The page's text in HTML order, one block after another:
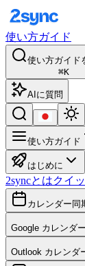
使い方ガイド
使い方ガイド
⌘K
AIに質問
使い方ガイド
はじめに
2syncとはクイ
カレンダー同
Google カレンダー
Outlook カレンダ